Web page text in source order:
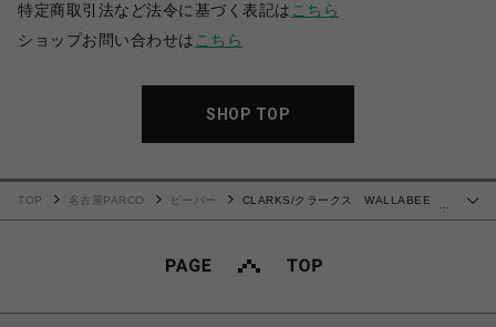
特定商取引法など法令に基づく表記は こちら
ショップお問い合わせは こちら
SHOP TOP
…
TOP 名古屋PARCO ビーバー
CLARKS/クラークス WALLABEE